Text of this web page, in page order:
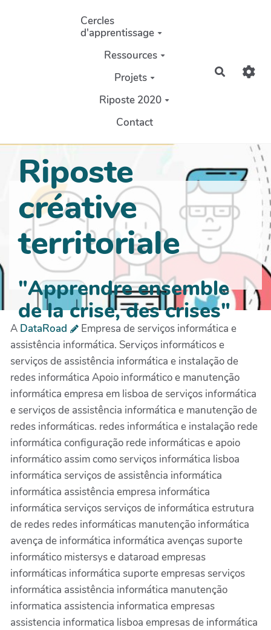
Aller au contenu principal
Cercles
d'apprentissage
Ressources
Projets
Riposte 2020
Contact
Riposte
créative
territoriale
"Apprendre ensemble
de la crise, des crises"
A DataRoad
Empresa de serviços informática e
assistência informática. Serviços informáticos e
serviços de assistência informática e instalação de
redes informática Apoio informático e manutenção
informática empresa em lisboa de serviços informática
e serviços de assistência informática e manutenção de
redes informáticas. redes informática e instalação rede
informática configuração rede informáticas e apoio
informático assim como serviços informática lisboa
informática serviços de assistência informática
informática assistência empresa informática
informática serviços serviços de informática estrutura
de redes redes informáticas manutenção informática
avença de informática informática avenças suporte
informático mistersys e dataroad empresas
informáticas informática suporte empresas serviços
informática assistência informática manutenção
informatica assistencia informatica empresas
assistencia informatica lisboa empresas de informática